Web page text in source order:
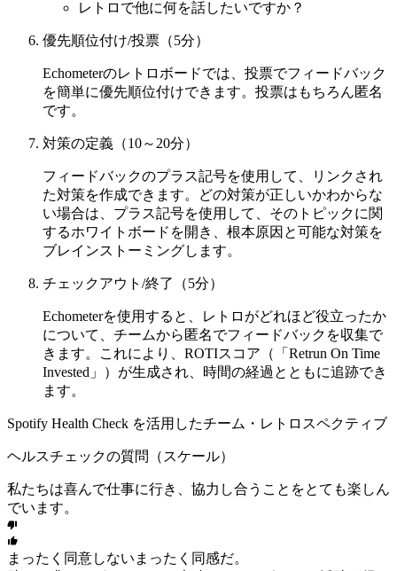
レトロで他に何を話したいですか？
優先順位付け/投票（5分）
Echometerのレトロボードでは、投票でフィードバック
を簡単に優先順位付けできます。投票はもちろん匿名
です。
対策の定義（10～20分）
フィードバックのプラス記号を使用して、リンクされ
た対策を作成できます。どの対策が正しいかわからな
い場合は、プラス記号を使用して、そのトピックに関
するホワイトボードを開き、根本原因と可能な対策を
ブレインストーミングします。
チェックアウト/終了（5分）
Echometerを使用すると、レトロがどれほど役立ったか
について、チームから匿名でフィードバックを収集で
きます。これにより、ROTIスコア（「Retrun On Time
Invested」）が生成され、時間の経過とともに追跡でき
ます。
Spotify Health Check を活用したチーム・レトロスペクティブ
ヘルスチェックの質問（スケール）
私たちは喜んで仕事に行き、協力し合うことをとても楽しん
でいます。
まったく同意しない まったく同感だ。